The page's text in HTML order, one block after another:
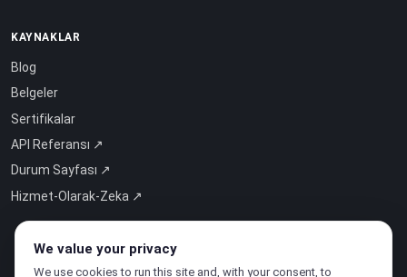
KAYNAKLAR
Blog
Belgeler
Sertifikalar
API Referansı ↗
Durum Sayfası ↗
Hizmet-Olarak-Zeka ↗
We value your privacy
We use cookies to run this site and, with your consent, to